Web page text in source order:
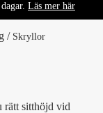
Läs mer här
/ Skryllor
rätt sitthöjd vid